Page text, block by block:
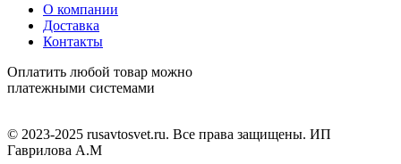
О компании
Доставка
Контакты
Оплатить любой товар можно
платежными системами
© 2023-2025 rusavtosvet.ru. Все права защищены. ИП
Гаврилова А.М